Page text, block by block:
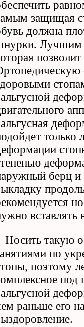
защищая
должна
Лучшим
только
берц и
Носить такую
по
поэтому
под
раньше его